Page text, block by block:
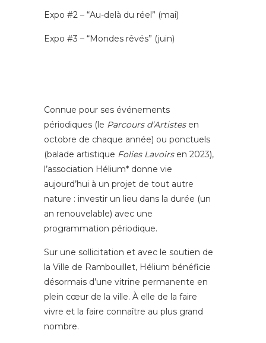
Expo #2 – “Au-delà du réel” (mai)
Expo #3 – “Mondes rêvés” (juin)
Connue pour ses événements
périodiques (le Parcours d’Artistesen
octobre de chaque année) ou ponctuels
(balade artistique Folies Lavoirsen 2023),
l’association Hélium* donne vie
aujourd’hui à un projet de tout autre
nature : investir un lieu dans la durée (un
an renouvelable) avec une
programmation périodique.
Sur une sollicitation et avec le soutien de
la Ville de Rambouillet, Hélium bénéficie
désormais d’une vitrine permanente en
plein cœur de la ville. À elle de la faire
vivre et la faire connaître au plus grand
nombre.